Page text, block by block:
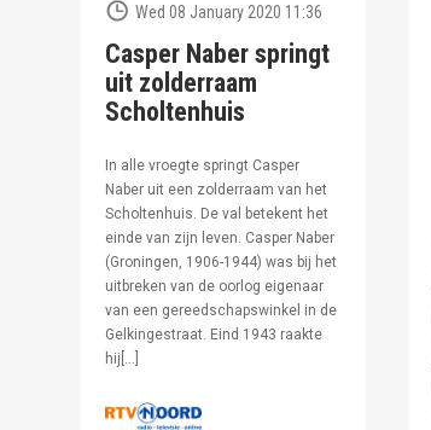
Wed 08 January 2020 11:36
Casper Naber springt
uit zolderraam
Scholtenhuis
In alle vroegte springt Casper
Naber uit een zolderraam van het
Scholtenhuis. De val betekent het
einde van zijn leven. Casper Naber
(Groningen, 1906-1944) was bij het
uitbreken van de oorlog eigenaar
van een gereedschapswinkel in de
Gelkingestraat. Eind 1943 raakte
hij[…]